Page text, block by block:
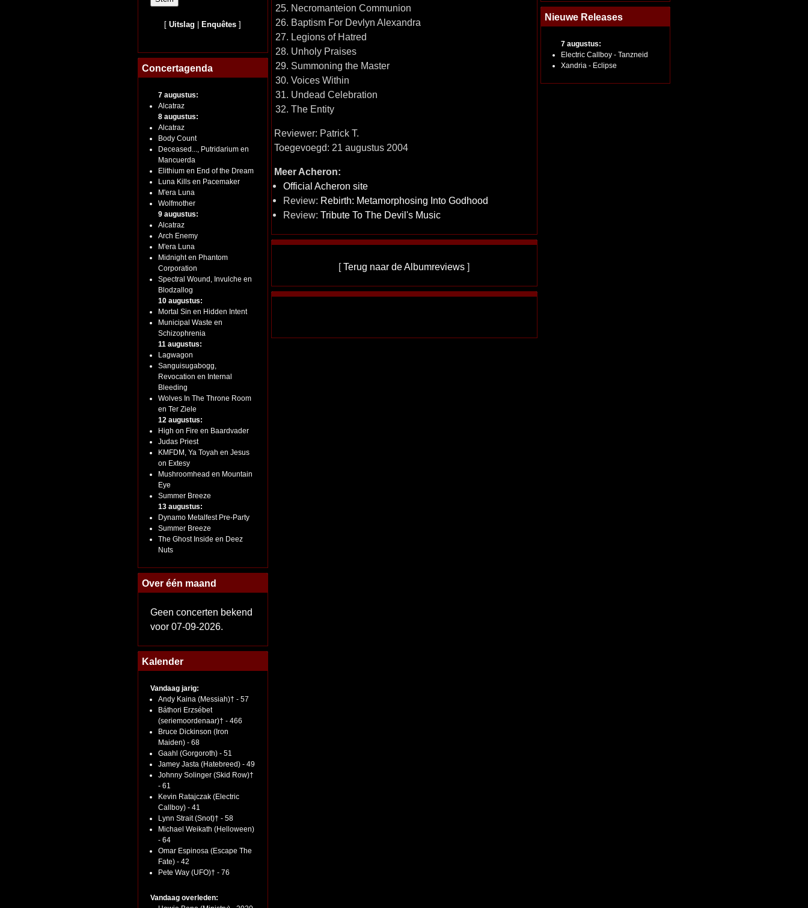
[Uitslag Enquêtes ]
Concertagenda
7 augustus:
Alcatraz
8 augustus:
Alcatraz
Body Count
Deceased..., Putridarium en
Mancuerda
Elithium en End of the Dream
Luna Kills en Pacemaker
M'era Luna
Wolfmother
9 augustus:
Alcatraz
Arch Enemy
M'era Luna
Midnight en Phantom
Corporation
Spectral Wound, Invulche en
Blodzallog
10 augustus:
Mortal Sin en Hidden Intent
Municipal Waste en
Schizophrenia
11 augustus:
Lagwagon
Sanguisugabogg,
Revocation en Internal
Bleeding
Wolves In The Throne Room
en Ter Ziele
12 augustus:
High on Fire en Baardvader
Judas Priest
KMFDM, Ya Toyah en Jesus
on Extesy
Mushroomhead en Mountain
Eye
Summer Breeze
13 augustus:
Dynamo Metalfest Pre-Party
Summer Breeze
The Ghost Inside en Deez
Nuts
Over één maand
Geen concerten bekend
voor 07-09-2026.
Kalender
Vandaag jarig:
Andy Kaina (Messiah)† - 57
Báthori Erzsébet
(seriemoordenaar)† - 466
Bruce Dickinson (Iron
Maiden) - 68
Gaahl (Gorgoroth) - 51
Jamey Jasta (Hatebreed) - 49
Johnny Solinger (Skid Row)†
- 61
Kevin Ratajczak (Electric
Callboy) - 41
Lynn Strait (Snot)† - 58
Michael Weikath (Helloween)
- 64
Omar Espinosa (Escape The
Fate) - 42
Pete Way (UFO)† - 76
Vandaag overleden:
25. Necromanteion Communion
26. Baptism For Devlyn Alexandra
27. Legions of Hatred
28. Unholy Praises
29. Summoning the Master
30. Voices Within
31. Undead Celebration
32. The Entity
Reviewer: Patrick T.
Toegevoegd: 21 augustus 2004
Meer Acheron:
Official Acheron site
Review: Rebirth: Metamorphosing Into Godhood
Review: Tribute To The Devil's Music
[Terug naar de Albumreviews ]
Nieuwe Releases
7 augustus:
Electric Callboy - Tanzneid
Xandria - Eclipse